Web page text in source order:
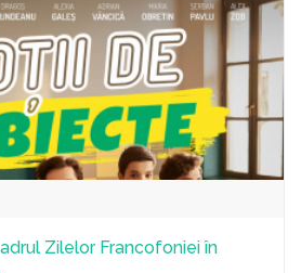
Zilelor Francofoniei în